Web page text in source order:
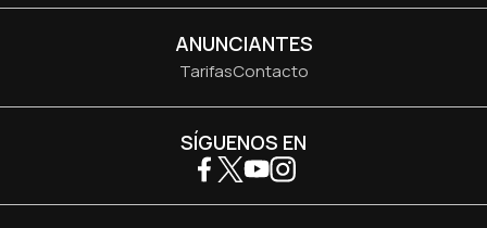
ANUNCIANTES
TarifasContacto
SÍGUENOS EN